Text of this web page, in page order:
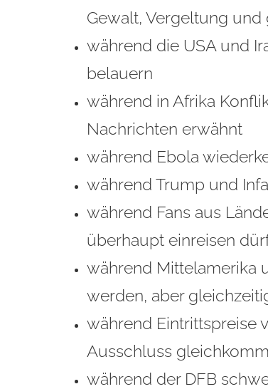
Gewalt, Vergeltung
während die USA und
belauern
während in Afrika
Nachrichten erwähnt
während Ebola
während Trump und
während Fans aus
überhaupt einreisen
während Mittelamerika
werden, aber
während Eintrittspreise
Ausschluss
während der DFB